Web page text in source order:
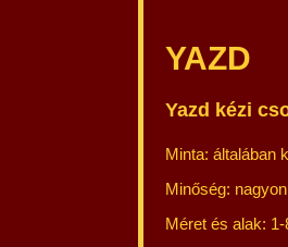
YAZD
Yazd kézi
Minta: általában
Minőség:
Méret és alak: